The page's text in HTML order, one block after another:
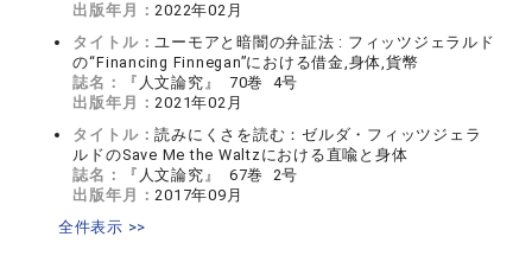
出版年月：2022年02月
タイトル：ユーモアと暗闇の弁証法 : フィッツジェラルド
の“Financing Finnegan”における借金,身体,貨幣
誌名：
『人文論究』 70巻 4号
出版年月：2021年02月
タイトル：読みにくさを読む：ゼルダ・フィッツジェラ
ルドのSave Me the Waltzにおける直喩と身体
誌名：
『人文論究』 67巻 2号
出版年月：2017年09月
全件表示 >>